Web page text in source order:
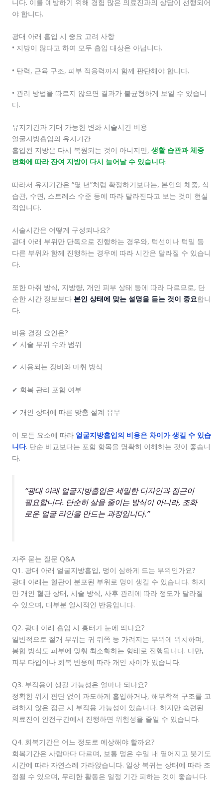
니다. 이를 예방하기 위해 경험 많은 의료진과의 상담이 선행되어
야 합니다.
광대 아래 흡입 시 중요 고려 사항
• 지방이 많다고 하여 모두 흡입 대상은 아닙니다.
• 탄력, 근육 구조, 피부 적응력까지 함께 판단해야 합니다.
• 관리 방법을 따르지 않으면 결과가 불균형하게 보일 수 있습니
다.
유지기간과 기대 가능한 변화 시술시간 비용
얼굴지방흡입의 유지기간
흡입된 지방은 다시 복원되는 것이 아니지만, 생활 습관과 체중
변화에 따라 잔여 지방이 다시 늘어날 수 있습니다.
따라서 유지기간은 “몇 년”처럼 확정하기보다는, 본인의 체중, 식
습관, 수면, 스트레스 수준 등에 따라 달라진다고 보는 것이 현실
적입니다.
시술시간은 어떻게 구성되나요?
광대 아래 부위만 단독으로 진행하는 경우와, 턱선이나 턱밑 등
다른 부위와 함께 진행하는 경우에 따라 시간은 달라질 수 있습니
다.
또한 마취 방식, 지방량, 개인 피부 상태 등에 따라 다르므로, 단
순한 시간 정보보다 본인 상태에 맞는 설명을 듣는 것이 중요합니
다.
비용 결정 요인은?
✔ 시술 부위 수와 범위
✔ 사용되는 장비와 마취 방식
✔ 회복 관리 포함 여부
✔ 개인 상태에 따른 맞춤 설계 유무
이 모든 요소에 따라 얼굴지방흡입의 비용은 차이가 생길 수 있습
니다. 단순 비교보다는 포함 항목을 명확히 이해하는 것이 좋습니
다.
“광대 아래 얼굴지방흡입은 세밀한 디자인과 접근이
필요합니다. 단순히 살을 줄이는 방식이 아니라, 조화
로운 얼굴 라인을 만드는 과정입니다.”
자주 묻는 질문 Q&A
Q1. 광대 아래 얼굴지방흡입, 멍이 심하게 드는 부위인가요?
광대 아래는 혈관이 분포된 부위로 멍이 생길 수 있습니다. 하지
만 개인 혈관 상태, 시술 방식, 사후 관리에 따라 정도가 달라질
수 있으며, 대부분 일시적인 반응입니다.
Q2. 광대 아래 흡입 시 흉터가 눈에 띄나요?
일반적으로 절개 부위는 귀 뒤쪽 등 가려지는 부위에 위치하며,
봉합 방식도 피부에 맞춰 최소화하는 형태로 진행됩니다. 다만,
피부 타입이나 회복 반응에 따라 개인 차이가 있습니다.
Q3. 부작용이 생길 가능성은 얼마나 되나요?
정확한 위치 판단 없이 과도하게 흡입하거나, 해부학적 구조를 고
려하지 않은 접근 시 부작용 가능성이 있습니다. 하지만 숙련된
의료진이 안전구간에서 진행하면 위험성을 줄일 수 있습니다.
Q4. 회복기간은 어느 정도로 예상해야 할까요?
회복기간은 사람마다 다르며, 보통 멍은 수일 내 옅어지고 붓기도
시간에 따라 자연스레 가라앉습니다. 일상 복귀는 상태에 따라 조
정될 수 있으며, 무리한 활동은 일정 기간 피하는 것이 좋습니다.